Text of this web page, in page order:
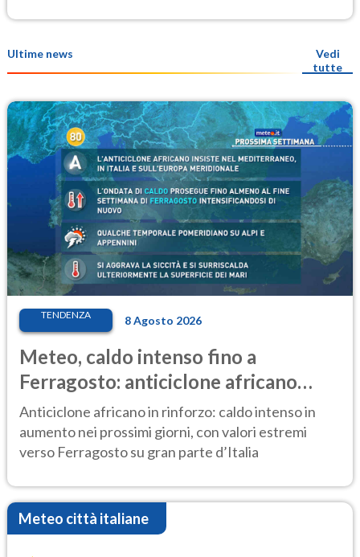
Ultime news
Vedi
tutte
TENDENZA 8 Agosto 2026
Meteo, caldo intenso fino a
Ferragosto: anticiclone africano
ancora protagonista
Anticiclone africano in rinforzo: caldo intenso in
aumento nei prossimi giorni, con valori estremi
verso Ferragosto su gran parte d’Italia
Meteo città italiane